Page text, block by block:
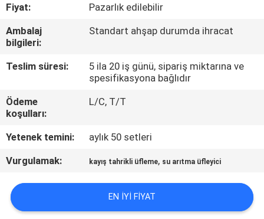
KALITE
KONTROL
BIZIMLE
ILETIŞIME
GEÇIN
BIR
ISTEĞI
Fiyat:
Pazarlık edilebilir
Ambalaj
bilgileri:
Standart ahşap durumda ihracat
Teslim süresi:
5 ila 20 iş günü, sipariş miktarına ve
spesifikasyona bağlıdır
Ödeme
koşulları:
L/C, T/T
Yetenek temini:
aylık 50 setleri
Vurgulamak:
kayış tahrikli üfleme, su arıtma üfleyici
EN IYI FIYAT